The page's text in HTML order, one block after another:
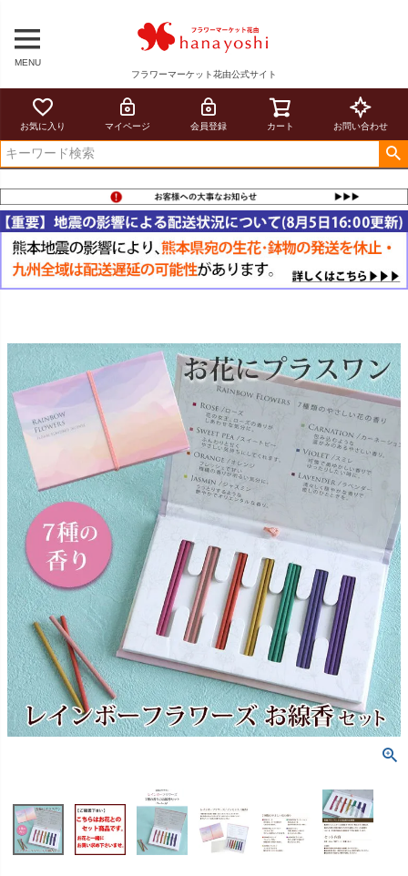
MENU
フラワーマーケット花由公式サイト
お気に入り マイページ 会員登録 カート お問い合わせ